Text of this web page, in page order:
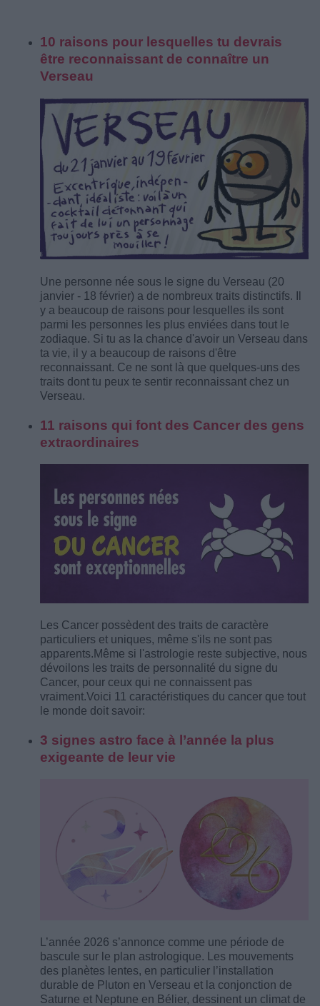
10 raisons pour lesquelles tu devrais
être reconnaissant de connaître un
Verseau
Une personne née sous le signe du Verseau (20
janvier - 18 février) a de nombreux traits distinctifs. Il
y a beaucoup de raisons pour lesquelles ils sont
parmi les personnes les plus enviées dans tout le
zodiaque. Si tu as la chance d'avoir un Verseau dans
ta vie, il y a beaucoup de raisons d'être
reconnaissant. Ce ne sont là que quelques-uns des
traits dont tu peux te sentir reconnaissant chez un
Verseau.
11 raisons qui font des Cancer des gens
extraordinaires
Les Cancer possèdent des traits de caractère
particuliers et uniques, même s'ils ne sont pas
apparents. Même si l'astrologie reste subjective, nous
dévoilons les traits de personnalité du signe du
Cancer, pour ceux qui ne connaissent pas
vraiment.Voici 11 caractéristiques du cancer que tout
le monde doit savoir:
3 signes astro face à l’année la plus
exigeante de leur vie
L’année 2026 s’annonce comme une période de
bascule sur le plan astrologique. Les mouvements
des planètes lentes, en particulier l’installation
durable de Pluton en Verseau et la conjonction de
Saturne et Neptune en Bélier, dessinent un climat de